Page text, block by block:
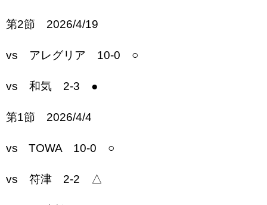
第2節 2026/4/19
vs アレグリア 10-0 ○
vs 和気 2-3 ●
第1節 2026/4/4
vs TOWA 10-0 ○
vs 符津 2-2 △